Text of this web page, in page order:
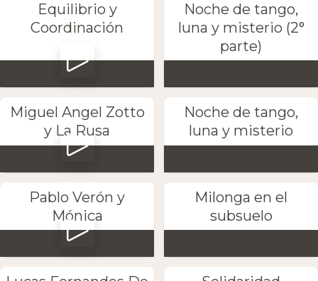
Equilibrio y
Coordinación
Noche de tango,
luna y misterio (2°
parte)
Miguel Angel Zotto
y La Rusa
Noche de tango,
luna y misterio
Pablo Verón y
Mónica
Milonga en el
subsuelo